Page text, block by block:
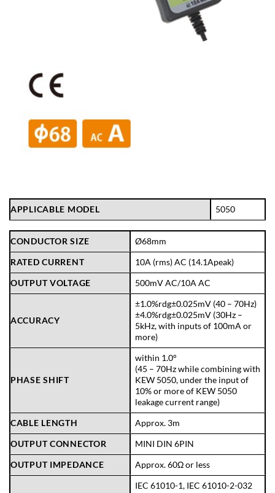
APPLICABLE MODEL 5050
CONDUCTOR SIZE
Ø68mm
RATED CURRENT
10A (rms) AC (14.1Apeak)
OUTPUT VOLTAGE
500mV AC/10A AC
ACCURACY
±1.0%rdg±0.025mV (40 – 70Hz)
±4.0%rdg±0.025mV (30Hz –
5kHz, with inputs of 100mA or
more)
PHASE SHIFT
within 1.0°
(45 – 70Hz while combining with
KEW 5050, under the input of
10% or more of KEW 5050
leakage current range)
CABLE LENGTH
Approx. 3m
OUTPUT CONNECTOR
MINI DIN 6PIN
OUTPUT IMPEDANCE
Approx. 60Ω or less
IEC 61010-1, IEC 61010-2-032